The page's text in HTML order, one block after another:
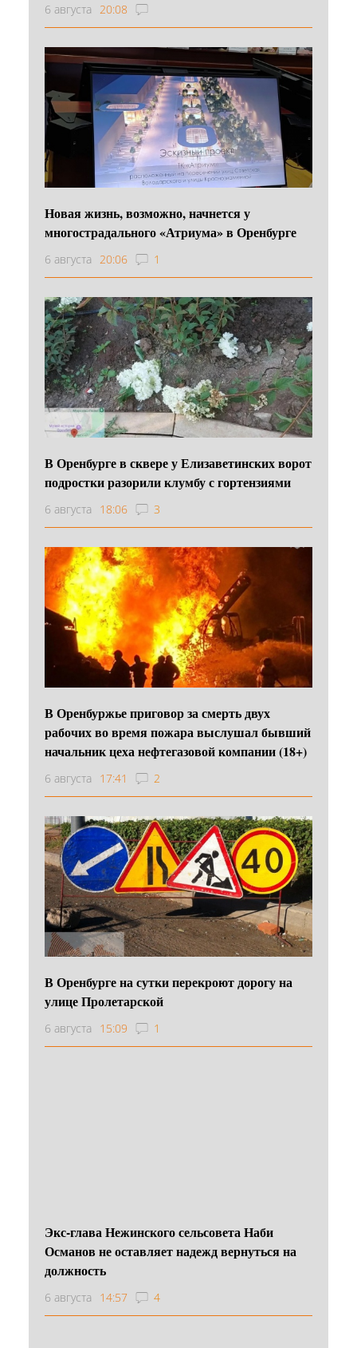
6 августа 20:08
Новая жизнь, возможно, начнется у
многострадального «Атриума» в Оренбурге
6 августа 20:06 1
В Оренбурге в сквере у Елизаветинских ворот
подростки разорили клумбу с гортензиями
6 августа 18:06 3
В Оренбуржье приговор за смерть двух
рабочих во время пожара выслушал бывший
начальник цеха нефтегазовой компании (18+)
6 августа 17:41 2
В Оренбурге на сутки перекроют дорогу на
улице Пролетарской
6 августа 15:09 1
Экс-глава Нежинского сельсовета Наби
Османов не оставляет надежд вернуться на
должность
6 августа 14:57 4